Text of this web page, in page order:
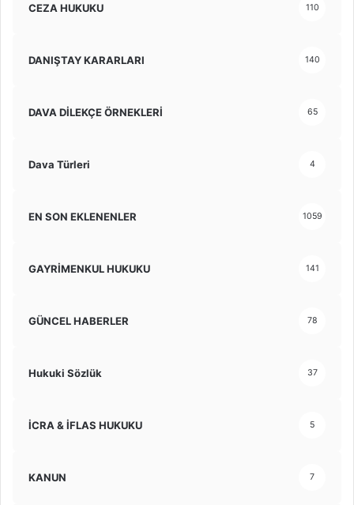
CEZA HUKUKU 110
DANIŞTAY KARARLARI 140
DAVA DİLEKÇE ÖRNEKLERİ 65
Dava Türleri 4
EN SON EKLENENLER 1059
GAYRİMENKUL HUKUKU 141
GÜNCEL HABERLER 78
Hukuki Sözlük 37
İCRA & İFLAS HUKUKU 5
KANUN 7